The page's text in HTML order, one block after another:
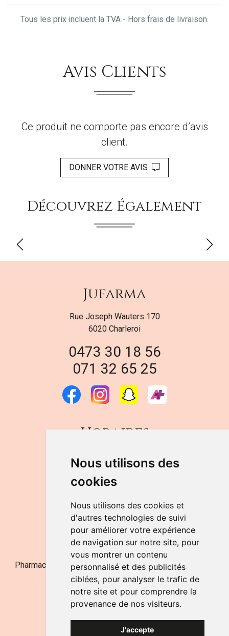
Nous utilisons des
cookies
Nous utilisons des cookies et
d'autres technologies de suivi
pour améliorer votre expérience
de navigation sur notre site, pour
vous montrer un contenu
personnalisé et des publicités
ciblées, pour analyser le trafic de
notre site et pour comprendre la
provenance de nos visiteurs.
J'accepte
Tous les prix incluent la TVA - Hors frais de livraison.
Avis Clients
Ce produit ne comporte pas encore d’avis
client.
DONNER VOTRE AVIS
Découvrez Également
Jufarma
Rue Joseph Wauters 170
6020 Charleroi
0473 30 18 56
071 32 65 25
Horaires
DU LUNDI AU VENDREDI
de 9h à 12h30 et de 14h à 18h
LE SAMEDI
de 9h à 12h30
NOUS CONTACTER
Pharmacie Jufarma - Fatima Abachra - APB 521704 - N°
Entreprise BE0882-700-592